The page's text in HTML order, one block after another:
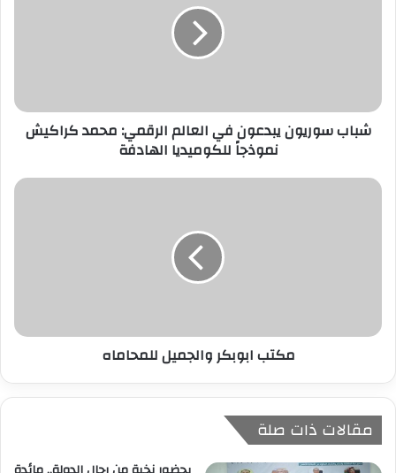
ر
شباب سوريون يبدعون في العالم الرقمي: محمد كراكيش
نموذجاً للكوميديا الهادفة
مكتب ابوبكر والجميل للمحاماه
مقالات ذات صلة